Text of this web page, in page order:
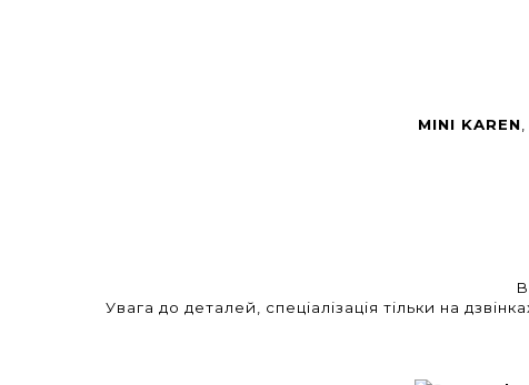
MINI KAREN
Увага до деталей, спеціалізація тільки на